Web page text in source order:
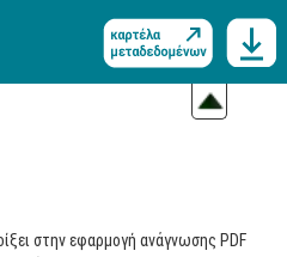
στην εφαρμογή ανάγνωσης PDF